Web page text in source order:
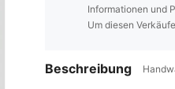
Informationen und
Beschreibung